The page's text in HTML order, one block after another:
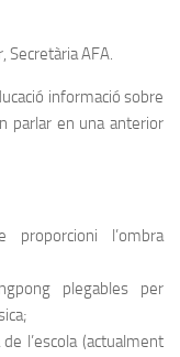
Secretària AFA.
informació sobre
parlar en una anterior
proporcioni l’ombra
plegables per
l’escola (actualment